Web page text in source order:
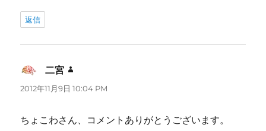
返信
二宮
り:
2012年11月9日 10:04 PM
ちょこわさん、コメントありがとうございます。